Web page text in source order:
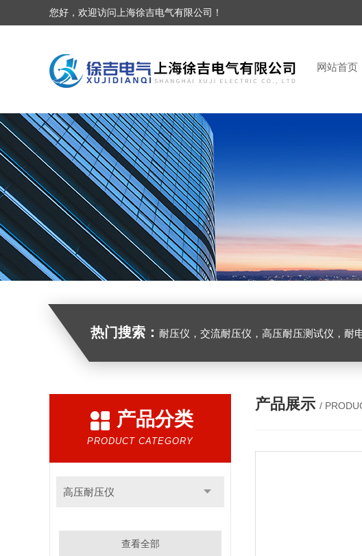
您好，欢迎访问上海徐吉电气有限公司！
网站首页
热门搜索： 耐压仪，交流耐压仪，高压耐压测试仪，耐
产品分类
PRODUCT CATEGORY
高压耐压仪
查看全部
产品展示 /